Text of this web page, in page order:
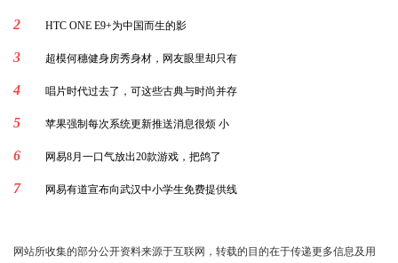
2 HTC ONE E9+为中国而生的影
3 超模何穗健身房秀身材，网友眼里却只有
4 唱片时代过去了，可这些古典与时尚并存
5 苹果强制每次系统更新推送消息很烦 小
6 网易8月一口气放出20款游戏，把鸽了
7 网易有道宣布向武汉中小学生免费提供线
网站所收集的部分公开资料来源于互联网，转载的目的在于传递更多信息及用